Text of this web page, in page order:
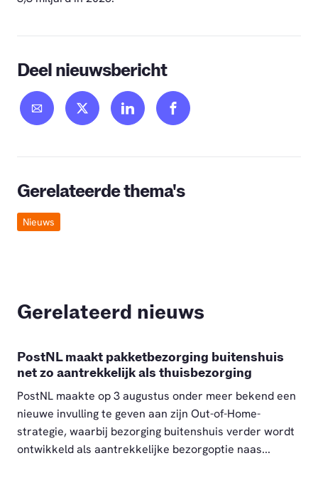
Deel nieuwsbericht
Gerelateerde thema's
Nieuws
Gerelateerd nieuws
PostNL maakt pakketbezorging buitenshuis
net zo aantrekkelijk als thuisbezorging
PostNL maakte op 3 augustus onder meer bekend een
nieuwe invulling te geven aan zijn Out-of-Home-
strategie, waarbij bezorging buitenshuis verder wordt
ontwikkeld als aantrekkelijke bezorgoptie naas...